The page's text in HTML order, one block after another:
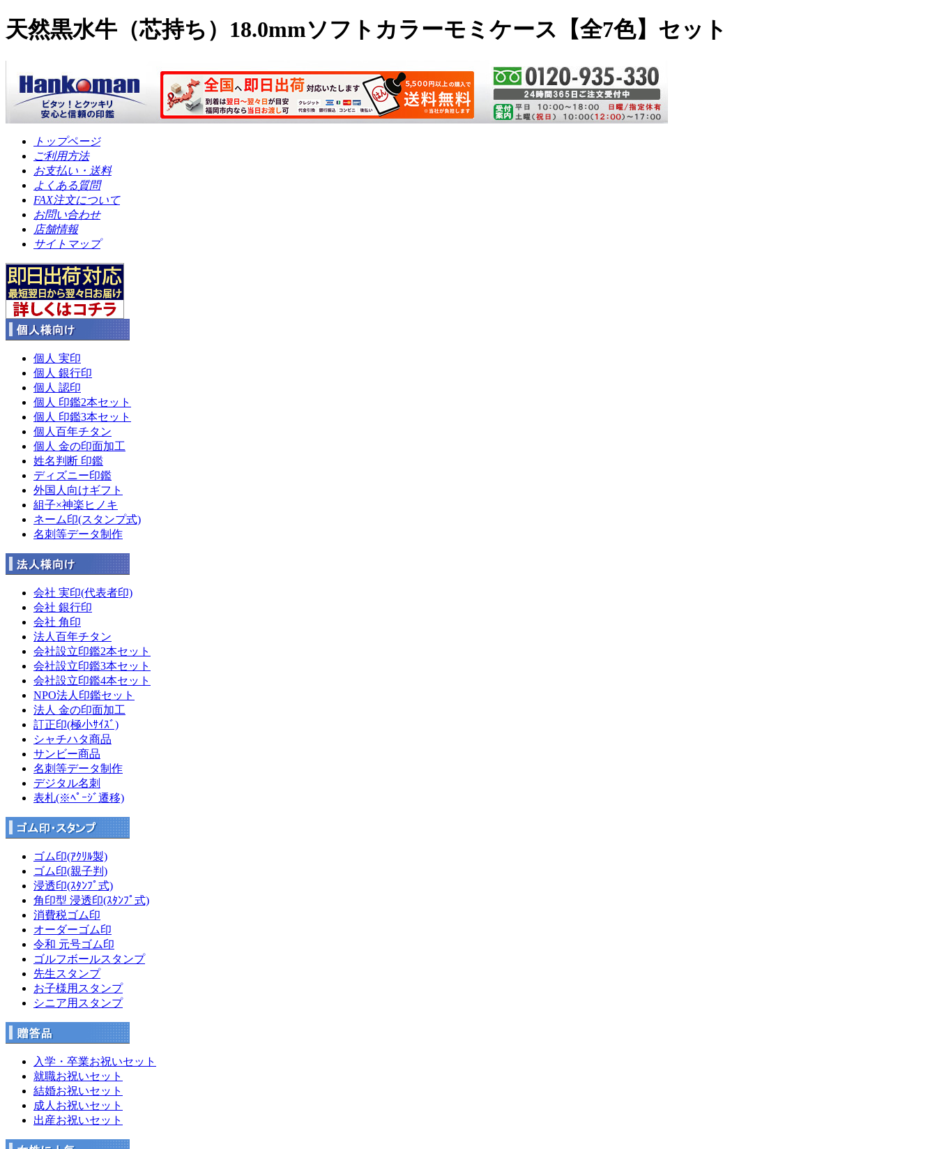
天然黒水牛（芯持ち）18.0mmソフトカラーモミケース【全7色】セット
トップページ
ご利用方法
お支払い・送料
よくある質問
FAX注文について
お問い合わせ
店舗情報
サイトマップ
個人 実印
個人 銀行印
個人 認印
個人 印鑑2本セット
個人 印鑑3本セット
個人百年チタン
個人 金の印面加工
姓名判断 印鑑
ディズニー印鑑
外国人向けギフト
組子×神楽ヒノキ
ネーム印(スタンプ式)
名刺等データ制作
会社 実印(代表者印)
会社 銀行印
会社 角印
法人百年チタン
会社設立印鑑2本セット
会社設立印鑑3本セット
会社設立印鑑4本セット
NPO法人印鑑セット
法人 金の印面加工
訂正印(極小ｻｲｽﾞ)
シャチハタ商品
サンビー商品
名刺等データ制作
デジタル名刺
表札(※ﾍﾟｰｼﾞ遷移)
ゴム印(ｱｸﾘﾙ製)
ゴム印(親子判)
浸透印(ｽﾀﾝﾌﾟ式)
角印型 浸透印(ｽﾀﾝﾌﾟ式)
消費税ゴム印
オーダーゴム印
令和 元号ゴム印
ゴルフボールスタンプ
先生スタンプ
お子様用スタンプ
シニア用スタンプ
入学・卒業お祝いセット
就職お祝いセット
結婚お祝いセット
成人お祝いセット
出産お祝いセット